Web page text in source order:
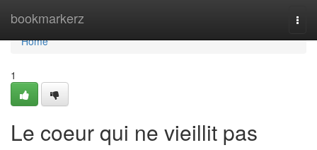
bookmarkerz
Home
Home
1
Le coeur qui ne vieillit pas